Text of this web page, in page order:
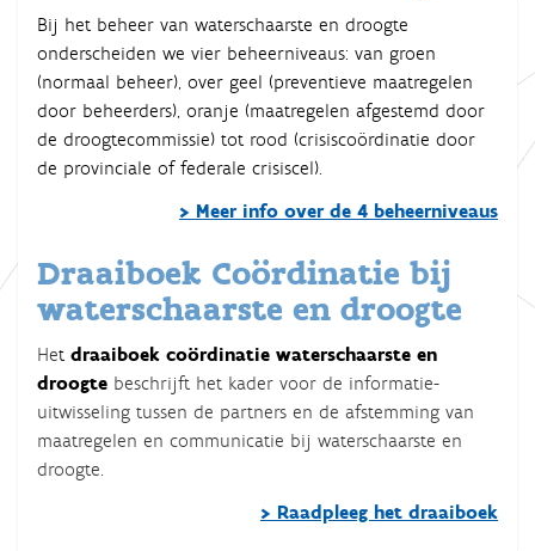
Bij het beheer van waterschaarste en droogte
onderscheiden we vier beheerniveaus: van groen
(normaal beheer), over geel (preventieve maatregelen
door beheerders), oranje (maatregelen afgestemd door
de droogtecommissie) tot rood (crisiscoördinatie door
de provinciale of federale crisiscel).
> Meer info over de 4 beheerniveaus
Draaiboek Coördinatie bij
waterschaarste en droogte
Het draaiboek coördinatie waterschaarste en
droogte beschrijft het kader voor de informatie-
uitwisseling tussen de partners en de afstemming van
maatregelen en communicatie bij waterschaarste en
droogte.
> Raadpleeg het draaiboek